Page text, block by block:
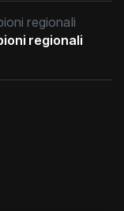
regionali